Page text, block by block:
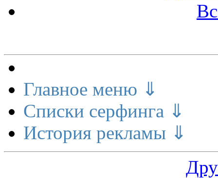
Главное меню ⇓
Списки серфинга ⇓
История рекламы ⇓